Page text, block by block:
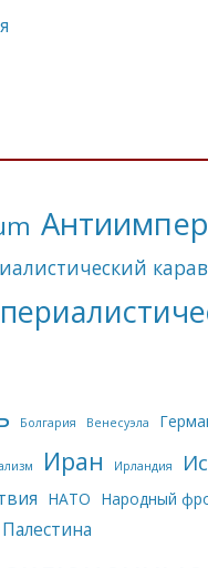
Болгария Венесуэла
Иран Ирландия
НАТО Народный
Палестина